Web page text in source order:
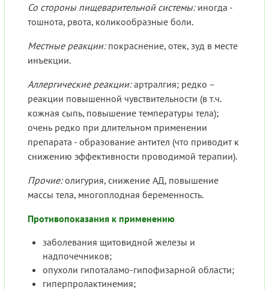
Со стороны пищеварительной системы: иногда -
тошнота, рвота, коликообразные боли.
Местные реакции: покраснение, отек, зуд в месте
инъекции.
Аллергические реакции:артралгия; редко –
реакции повышенной чувствительности (в т.ч.
кожная сыпь, повышение температуры тела);
очень редко при длительном применении
препарата - образование антител (что приводит к
снижению эффективности проводимой терапии).
Прочие:олигурия, снижение АД, повышение
массы тела, многоплодная беременность.
Противопоказания к применению
заболевания щитовидной железы и
надпочечников;
опухоли гипоталамо-гипофизарной области;
гиперпролактинемия;